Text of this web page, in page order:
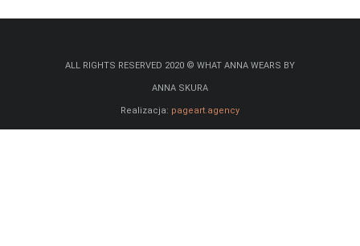
ALL RIGHTS RESERVED 2020 © WHAT ANNA WEARS BY
ANNA SKURA
Realizacja: pageart.agency
Partner:dhosting